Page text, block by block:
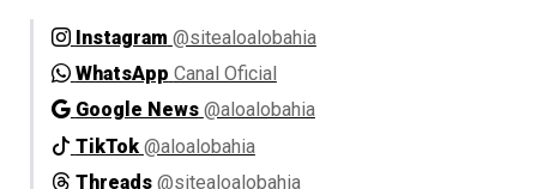
Instagram @sitealoalobahia
WhatsApp Canal Oficial
Google News @aloalobahia
TikTok @aloalobahia
Threads @sitealoalobahia